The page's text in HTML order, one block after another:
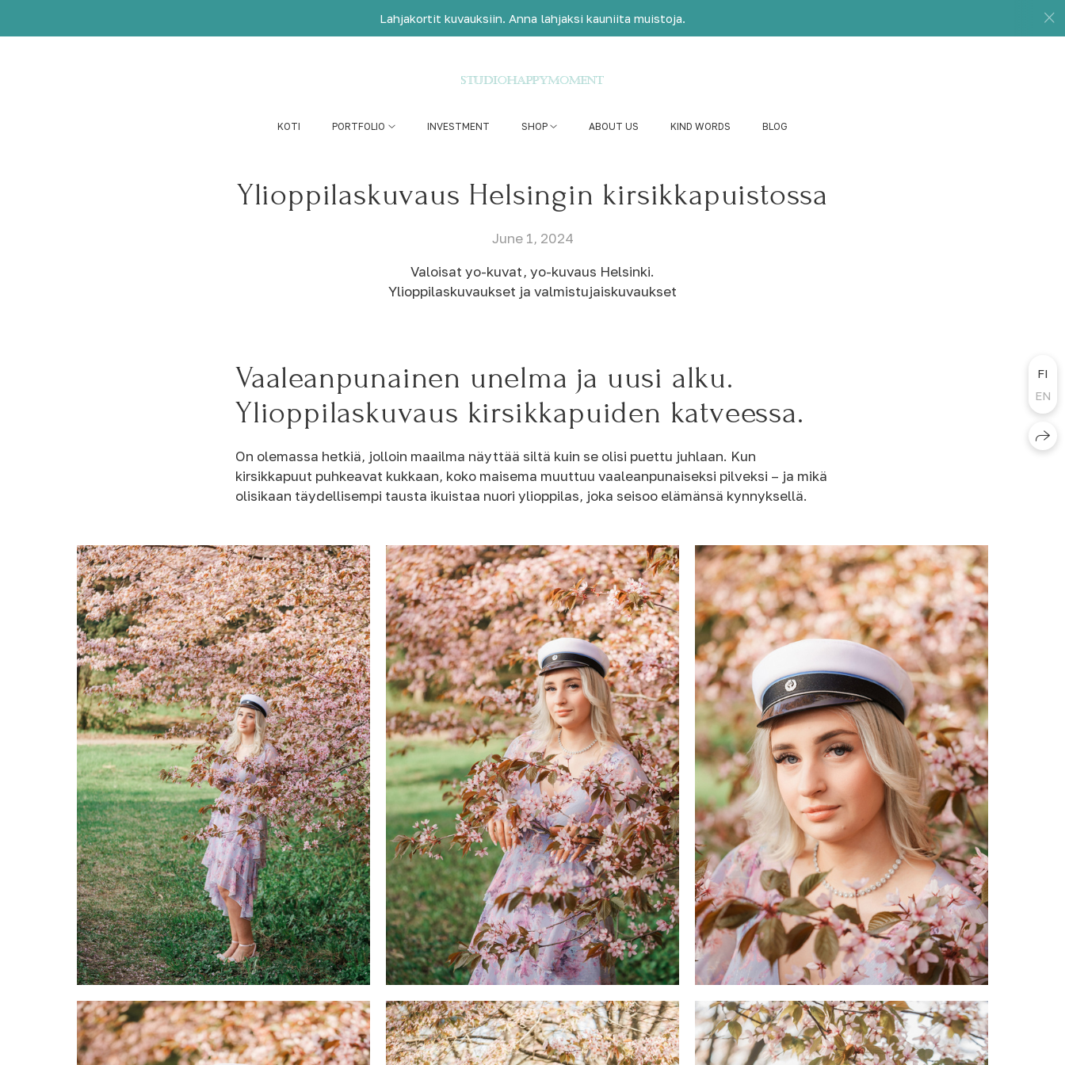
KOTI PORTFOLIO INVESTMENT SHOP ABOUT US KIND WORDS BLOG
Ylioppilaskuvaus Helsingin kirsikkapuistossa
June 1, 2024
Valoisat yo-kuvat, yo-kuvaus Helsinki.
Ylioppilaskuvaukset ja valmistujaiskuvaukset
Vaaleanpunainen unelma ja uusi alku.
Ylioppilaskuvaus kirsikkapuiden katveessa.
On olemassa hetkiä, jolloin maailma näyttää siltä kuin se olisi puettu juhlaan. Kun
kirsikkapuut puhkeavat kukkaan, koko maisema muuttuu vaaleanpunaiseksi pilveksi – ja mikä
olisikaan täydellisempi tausta ikuistaa nuori ylioppilas, joka seisoo elämänsä kynnyksellä.
FI
EN
Lahjakortit kuvauksiin. Anna lahjaksi kauniita muistoja.